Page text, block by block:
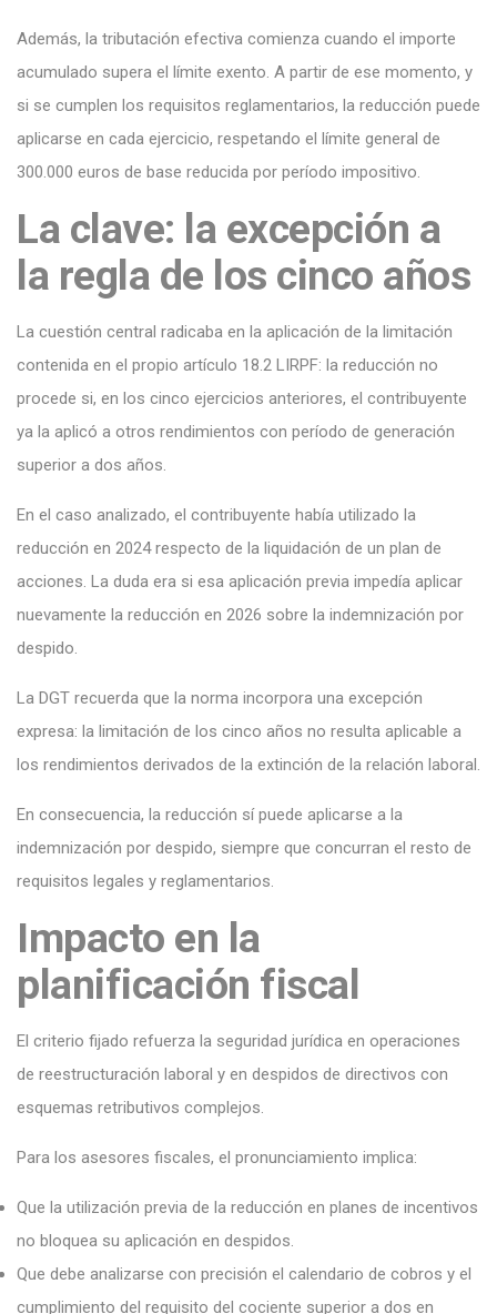
Además, la tributación efectiva comienza cuando el importe
acumulado supera el límite exento. A partir de ese momento, y
si se cumplen los requisitos reglamentarios, la reducción puede
aplicarse en cada ejercicio, respetando el límite general de
300.000 euros de base reducida por período impositivo.
La clave: la excepción a
la regla de los cinco años
La cuestión central radicaba en la aplicación de la limitación
contenida en el propio artículo 18.2 LIRPF: la reducción no
procede si, en los cinco ejercicios anteriores, el contribuyente
ya la aplicó a otros rendimientos con período de generación
superior a dos años.
En el caso analizado, el contribuyente había utilizado la
reducción en 2024 respecto de la liquidación de un plan de
acciones. La duda era si esa aplicación previa impedía aplicar
nuevamente la reducción en 2026 sobre la indemnización por
despido.
La DGT recuerda que la norma incorpora una excepción
expresa: la limitación de los cinco años no resulta aplicable a
los rendimientos derivados de la extinción de la relación laboral.
En consecuencia, la reducción sí puede aplicarse a la
indemnización por despido, siempre que concurran el resto de
requisitos legales y reglamentarios.
Impacto en la
planificación fiscal
El criterio fijado refuerza la seguridad jurídica en operaciones
de reestructuración laboral y en despidos de directivos con
esquemas retributivos complejos.
Para los asesores fiscales, el pronunciamiento implica:
Que la utilización previa de la reducción en planes de incentivos
no bloquea su aplicación en despidos.
Que debe analizarse con precisión el calendario de cobros y el
cumplimiento del requisito del cociente superior a dos en